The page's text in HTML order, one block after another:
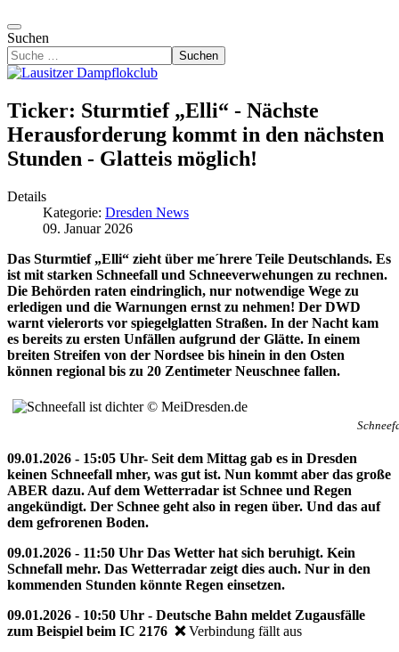
Suchen
Suchen
Ticker: Sturmtief „Elli“ - Nächste
Herausforderung kommt in den nächsten
Stunden - Glatteis möglich!
Details
Kategorie: Dresden News
09. Januar 2026
Das Sturmtief „Elli“ zieht über me´hrere Teile Deutschlands. Es
ist mit starken Schneefall und Schneeverwehungen zu rechnen.
Die Behörden raten eindringlich, nur notwendige Wege zu
erledigen und die Warnungen ernst zu nehmen! Der DWD
warnt vielerorts vor spiegelglatten Straßen. In der Nacht kam
es bereits zu ersten Unfällen aufgrund der Glätte. In einem
breiten Streifen von der Nordsee bis hinein in den Osten
können regional bis zu 20 Zentimeter Neuschnee fallen.
09.01.2026 - 15:05 Uhr- Seit dem Mittag gab es in Dresden
keinen Schneefall mher, was gut ist. Nun kommt aber das große
ABER dazu. Auf dem Wetterradar ist Schnee und Regen
angekündigt. Der Schnee geht also in regen über. Und das auf
dem gefrorenen Boden.
09.01.2026 - 11:50 Uhr Das Wetter hat sich beruhigt. Kein
Schnefall mehr. Das Wetterradar zeigt dies auch. Nur in den
kommenden Stunden könnte Regen einsetzen.
09.01.2026 - 10:50 Uhr - Deutsche Bahn meldet Zugausfälle
zum Beispiel beim IC 2176 ❌Verbindung fällt aus